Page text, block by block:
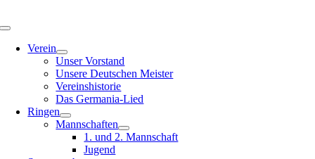
Inhalt
Toggle
NavigationVerein
Unser Vorstand
Unsere Deutschen Meister
Vereinshistorie
Das Germania-Lied
Ringen
Mannschaften
1. und 2. Mannschaft
Jugend